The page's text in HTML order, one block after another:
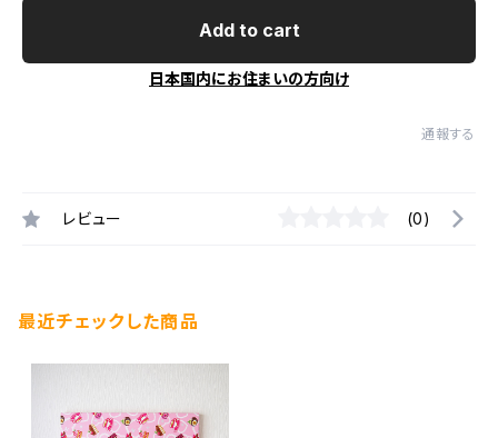
Add to cart
日本国内にお住まいの方向け
通報する
レビュー (0)
最近チェックした商品